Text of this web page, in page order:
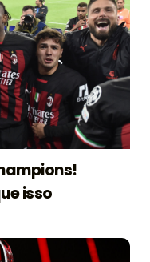
isso